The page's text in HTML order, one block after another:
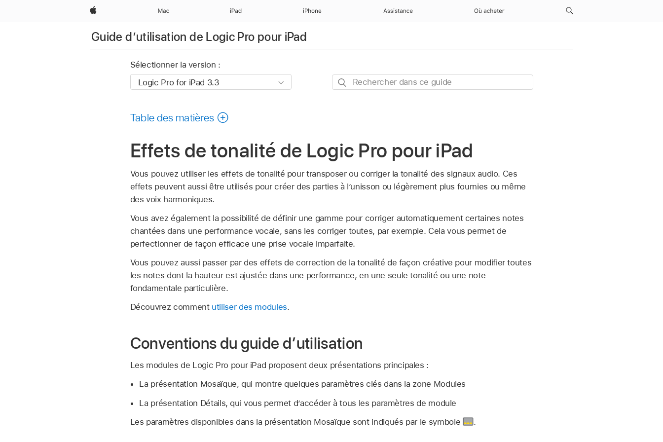
Apple Mac iPad iPhone Assistance Où acheter
Guide d’utilisation de Logic Pro pour iPad
Sélectionner la version :
Rechercher
Table des matières
Effets de tonalité de Logic Pro pour iPad
Vous pouvez utiliser les effets de tonalité pour transposer ou corriger la tonalité des signaux audio. Ces
effets peuvent aussi être utilisés pour créer des parties à l’unisson ou légèrement plus fournies ou même
des voix harmoniques.
Vous avez également la possibilité de définir une gamme pour corriger automatiquement certaines notes
chantées dans une performance vocale, sans les corriger toutes, par exemple. Cela vous permet de
perfectionner de façon efficace une prise vocale imparfaite.
Vous pouvez aussi passer par des effets de correction de la tonalité de façon créative pour modifier toutes
les notes dont la hauteur est ajustée dans une performance, en une seule tonalité ou une note
fondamentale particulière.
Découvrez comment utiliser des modules.
Conventions du guide d’utilisation
Les modules de Logic Pro pour iPad proposent deux présentations principales :
La présentation Mosaïque, qui montre quelques paramètres clés dans la zone Modules
La présentation Détails, qui vous permet d’accéder à tous les paramètres de module
Les paramètres disponibles dans la présentation Mosaïque sont indiqués par le symbole
.